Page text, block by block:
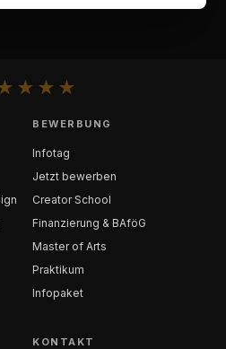
★ ★ ★
BEWERBUNG
Infotag
Jetzt bewerben
Creator School
Finanzierung & BAföG
Master of Arts
Praktikum
Infopaket
KONTAKT